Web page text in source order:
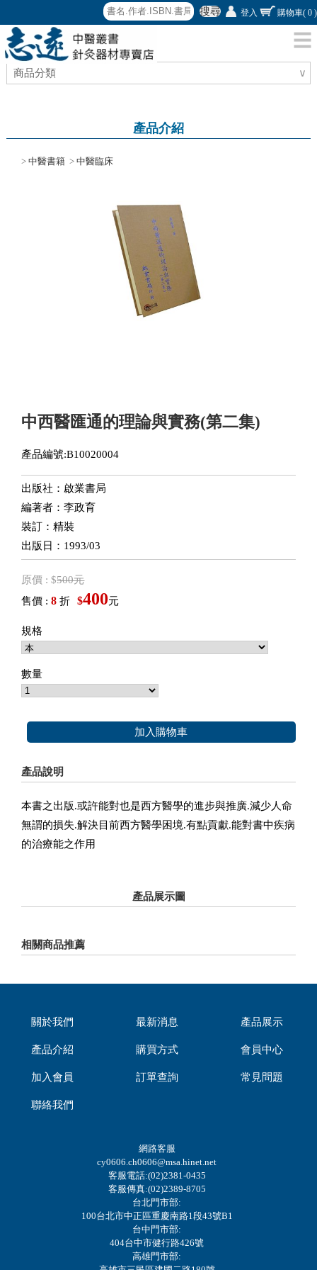
搜尋 登入 購物車( 0 )
商品分類 ∨
產品介紹
>中醫書籍 >中醫臨床
中西醫匯通的理論與實務(第二集)
產品編號:B10020004
出版社：啟業書局
編著者：李政育
裝訂：精裝
出版日：1993/03
原價 : $500元
售價 :8 折 $400元
規格
數量
加入購物車
產品說明
本書之出版.或許能對也是西方醫學的進步與推廣.減少人命
無謂的損失.解決目前西方醫學困境.有點貢獻.能對書中疾病
的治療能之作用
產品展示圖
相關商品推薦
關於我們 最新消息 產品展示
產品介紹 購買方式 會員中心
加入會員 訂單查詢 常見問題
聯絡我們
網路客服
cy0606.ch0606@msa.hinet.net
客服電話:(02)2381-0435
客服傳真:(02)2389-8705
台北門市部:
100台北市中正區重慶南路1段43號B1
台中門市部:
404台中市健行路426號
高雄門市部: